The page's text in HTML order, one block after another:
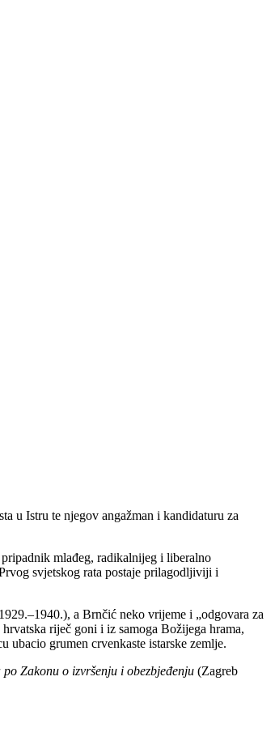
u Istru te njegov angažman i kandidaturu za
mlađeg, radikalnijeg i liberalno
svjetskog rata postaje prilagodljiviji i
a Brnčić neko vrijeme i „odgovara za
riječ goni i iz samoga Božijega hrama,
ubacio grumen crvenkaste istarske zemlje.
Zakonu o izvršenju i obezbjeđenju (Zagreb